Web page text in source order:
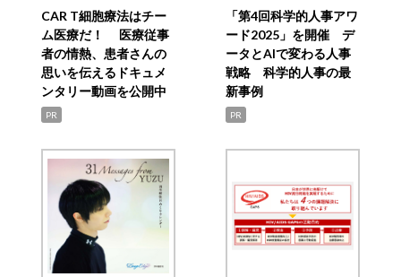
CAR T細胞療法はチー
ム医療だ！ 医療従事
者の情熱、患者さんの
思いを伝えるドキュメ
ンタリー動画を公開中
PR
「第4回科学的人事アワ
ード2025」を開催 デ
ータとAIで変わる人事
戦略 科学的人事の最
新事例
PR